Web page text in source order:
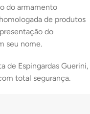
do armamento
de produtos
do
seu nome.
de Espingardas Guerini,
total segurança.